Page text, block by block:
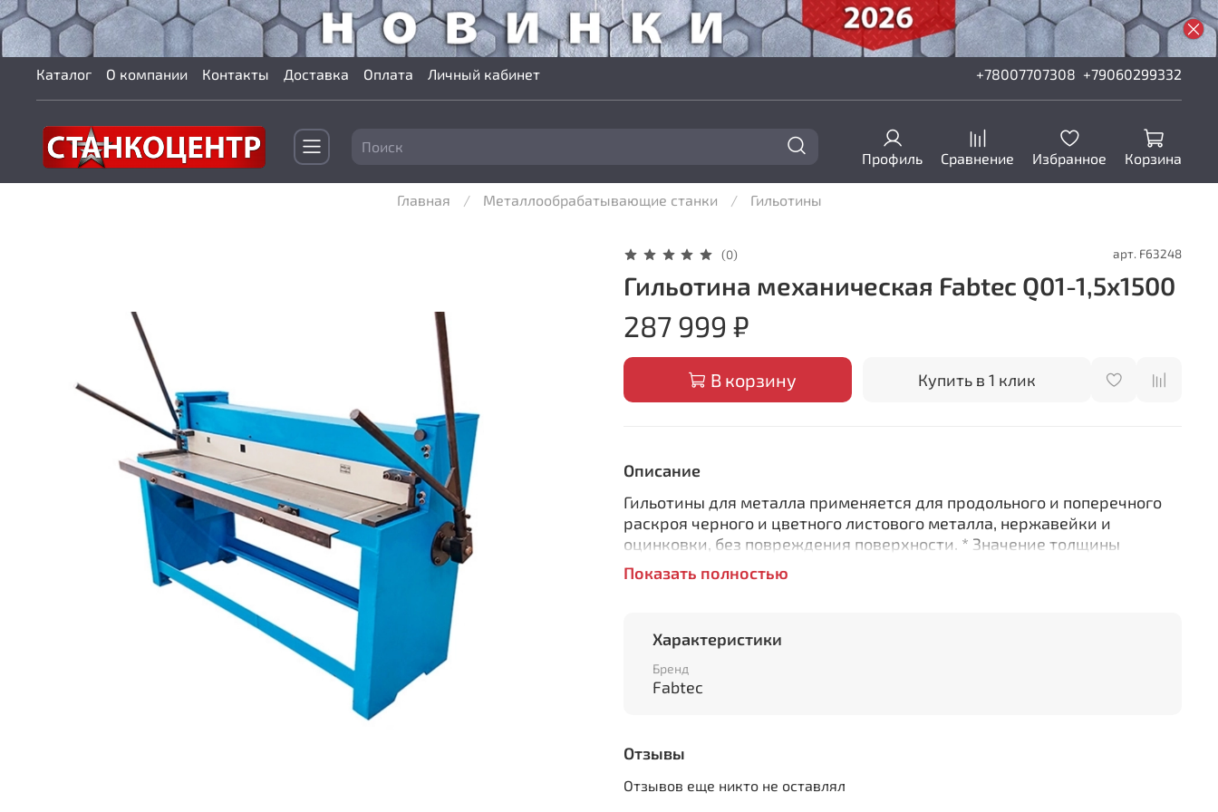
Каталог О компании Контакты Доставка Оплата Личный кабинет +78007707308 +79060299332
Профиль Сравнение Избранное Корзина
Главная Металлообрабатывающие станки Гильотины
(0) арт. F63248
Гильотина механическая Fabtec Q01-1,5х1500
287 999 ₽
В корзину Купить в 1 клик
Описание
Гильотины для металла применяется для продольного и поперечного
раскроя черного и цветного листового металла, нержавейки и
оцинковки, без повреждения поверхности. * Значение толщины
металла (для всех гильотин, кроме Mazanek GM) указано для обычной
стали (низкоуглеродистой и углеродистой стали) с пределом
Особенности:
Q01-1.5x1500 - недорогие гильотинные ручные ножницы с рабочей
Простота и надёжность конструкции обеспечивают долгую
безупречную работу
Показать полностью
Характеристики
Бренд
Fabtec
Отзывы
Отзывов еще никто не оставлял